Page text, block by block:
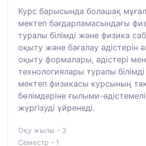
Курс барысында болашақ
мектеп бағдарламасындағы
туралы білімді және физика
оқыту және бағалау әдістерін
оқыту формалары, әдістері мен
технологиялары туралы білімді
мектеп физикасы курсының
бөлімдеріне ғылыми-
жүргізуді үйренеді.
Оқу жылы - 3
Семестр - 1